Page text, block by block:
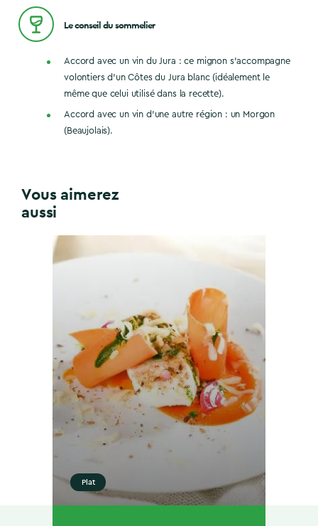
Le conseil du sommelier
Accord avec un vin du Jura : ce mignon s’accompagne
volontiers d’un Côtes du Jura blanc (idéalement le
même que celui utilisé dans la recette).
Accord avec un vin d’une autre région : un Morgon
(Beaujolais).
Vous aimerez
aussi
Plat